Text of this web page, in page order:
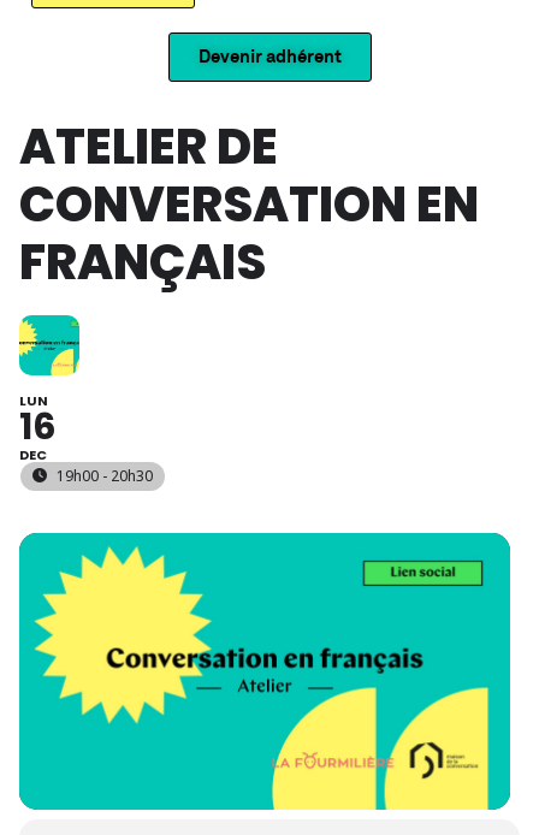
Devenir adhérent
ATELIER DE
CONVERSATION EN
FRANÇAIS
LUN
16
DEC
19h00 - 20h30